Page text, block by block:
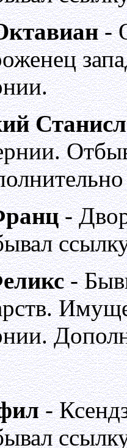
-
-
-
-